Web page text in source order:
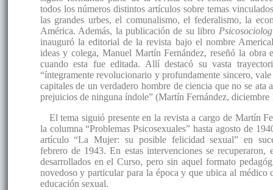
todos los números distintos artículos sobre temas
las grandes urbes, el comunalismo, el federalismo, la
América. Además, la publicación de su libro
inauguró la editorial de la revista bajo el nombre
ideas y colega, Manuel Martín Fernández, reseñó la obra
cuando esta fue editada. Allí destacó su vasta
“íntegramente revolucionario y profundamente sincero,
capitales de un verdadero hombre de ciencia que no se ata
prejuicios de ninguna índole” (Martín Fernández, diciembre
El tema siguió presente en la revista a cargo de Martín
la columna “Problemas Psicosexuales” hasta agosto de
artículo “La Mujer: su posible felicidad sexual” en
febrero de 1943. En estas intervenciones se recuperaron,
desarrollados en el Curso, pero sin aquel formato
novedoso y particular para la época y que ubica al médico
educación sexual.